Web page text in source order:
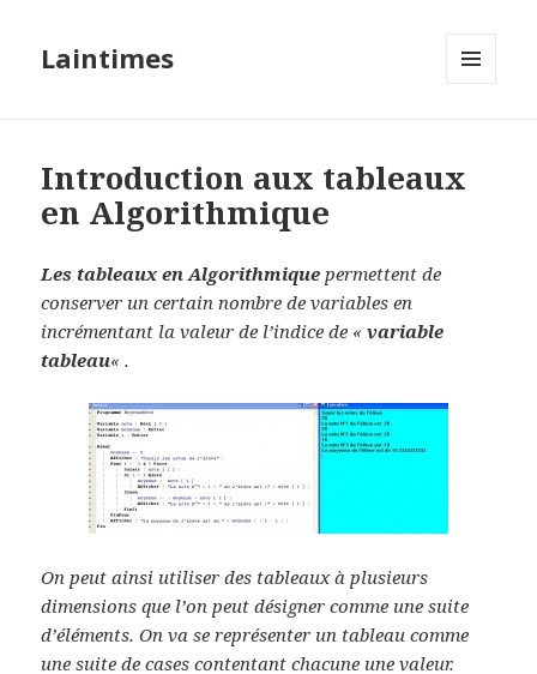
Laintimes
Introduction aux tableaux
en Algorithmique
Les tableaux en Algorithmique permettent de
conserver un certain nombre de variables en
incrémentant la valeur de l’indice de «variable
tableau« .
On peut ainsi utiliser des tableaux à plusieurs
dimensions que l’on peut désigner comme une suite
d’éléments. On va se représenter un tableau comme
une suite de cases contentant chacune une valeur.